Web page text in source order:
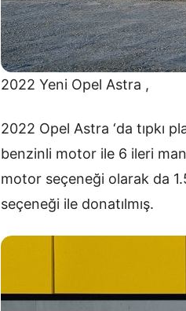
2022 Yeni Opel Astra ,
2022 Opel Astra ‘da tıpkı
benzinli motor ile 6 ileri
motor seçeneği olarak da
seçeneği ile donatılmış.